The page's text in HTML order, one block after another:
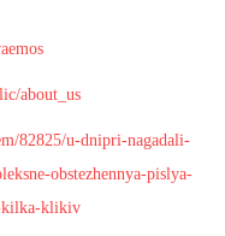
about_us
82825/u-dnipri-nagadali-
obstezhennya-pislya-
kilka-klikiv